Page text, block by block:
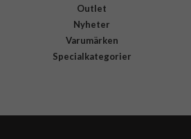
Outlet
Nyheter
Varumärken
Specialkategorier